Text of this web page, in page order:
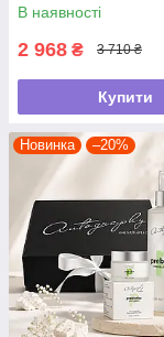
В наявності
2 968 ₴ 3 710 ₴
Купити
Новинка –20%